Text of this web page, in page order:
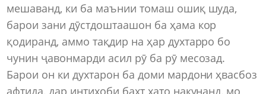
мешаванд, ки ба маънии томаш ошиқ шуда,
барои зани дӯстдоштаашон ба ҳама кор
қодиранд, аммо тақдир на ҳар духтарро бо
чунин ҷавонмарди асил рӯ ба рӯ месозад.
Барои он ки духтарон ба доми мардони ҳвасбоз
афтида, дар интихоби бахт хато накунанд, мо